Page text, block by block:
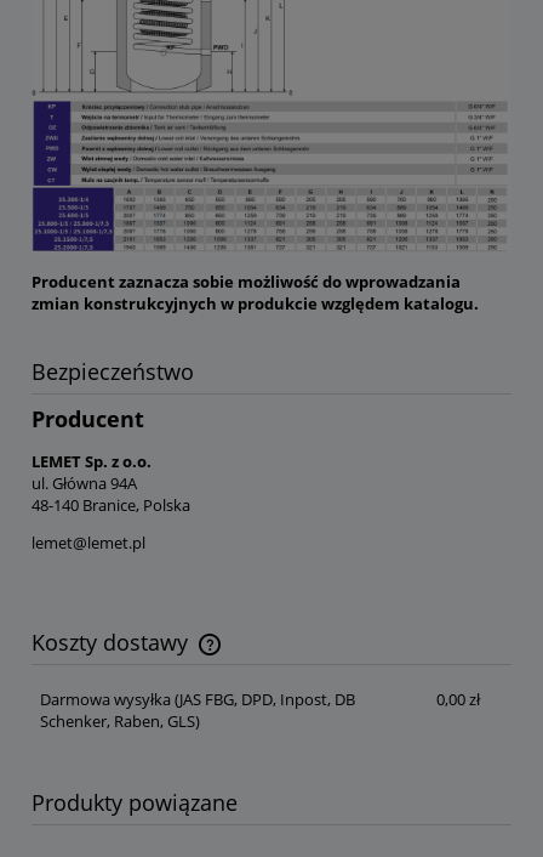
Producent zaznacza sobie możliwość do wprowadzania
zmian konstrukcyjnych w produkcie względem katalogu.
Bezpieczeństwo
Producent
LEMET Sp. z o.o.
ul. Główna 94A
48-140 Branice, Polska
lemet@lemet.pl
Koszty dostawy
Cena nie zawiera ewentualnych kosztów płatności
Darmowa wysyłka (JAS FBG, DPD, Inpost, DB
Schenker, Raben, GLS)
0,00 zł
Produkty powiązane